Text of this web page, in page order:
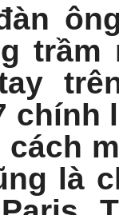
trầm
cách
là